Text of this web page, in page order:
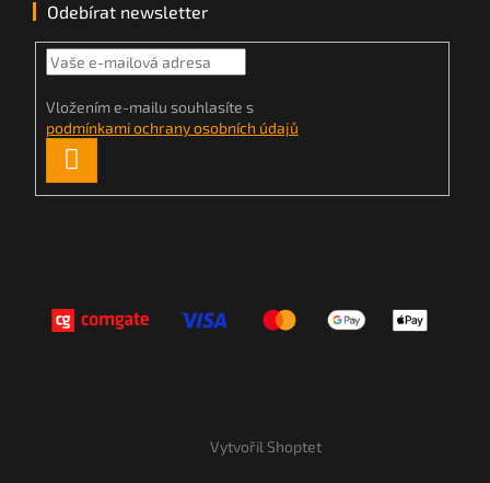
Odebírat newsletter
Vložením e-mailu souhlasíte s
podmínkami ochrany osobních údajů
SE
Vytvořil Shoptet